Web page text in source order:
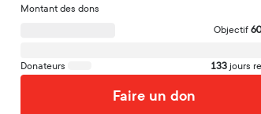
Montant des dons
Objectif
Donateurs 133 jours
Faire un don